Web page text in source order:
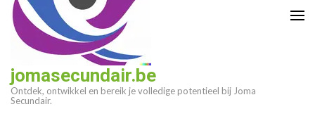
enter)
jomasecundair.be
Ontdek, ontwikkel en bereik je volledige potentieel bij Joma
Secundair.